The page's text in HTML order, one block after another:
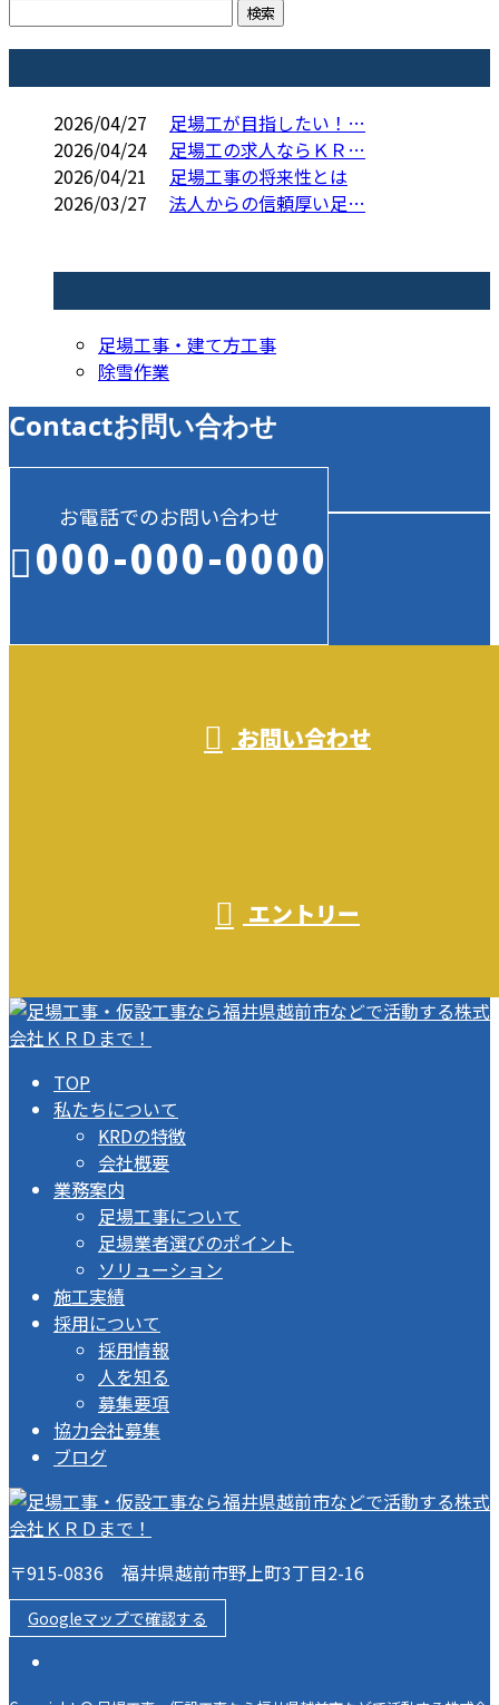
2026/04/27
足場工が目指したい！…
2026/04/24
足場工の求人ならＫＲ…
2026/04/21
足場工事の将来性とは
2026/03/27
法人からの信頼厚い足…
足場工事・建て方工事
除雪作業
Contactお問い合わせ
お電話でのお問い合わせ
000-000-0000
お問い合わせ
エントリー
TOP
私たちについて
KRDの特徴
会社概要
業務案内
足場工事について
足場業者選びのポイント
ソリューション
施工実績
採用について
採用情報
人を知る
募集要項
協力会社募集
ブログ
〒915-0836 福井県越前市野上町3丁目2-16
Googleマップで確認する